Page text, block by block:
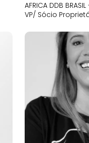
AFRICA DDB
VP/ Sócio